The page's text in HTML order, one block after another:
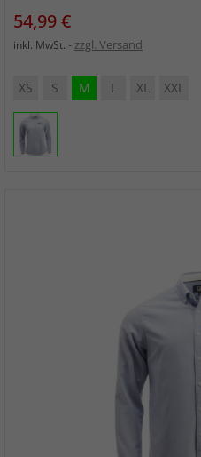
Preis
54,99 €
inkl. MwSt. zzgl. Versand
XS S M L XL XXL